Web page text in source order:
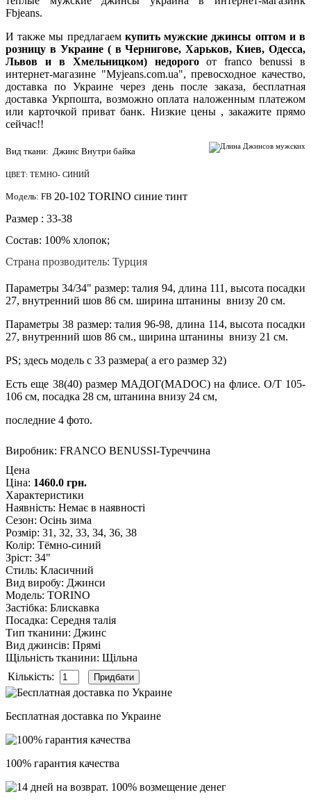
Fbjeans.
И также мы предлагаем купить мужские джинсы оптом и в
розницу в Украине ( в Чернигове, Харьков, Киев, Одесса,
Львов и в Хмельницком) недорогоот franco benussi в
интернет-магазине "Myjeans.com.ua", превосходное качество,
доставка по Украине через день после заказа, бесплатная
доставка Укрпошта, возможно оплата наложенным платежом
или карточкой приват банк. Низкие цены , закажите прямо
сейчас!!
Вид ткани: Джинс Внутри байка
ЦВЕТ: ТЕМНО- СИНИЙ
Модель: FB 20-102 TORINO синие тинт
Размер : 33-38
Состав: 100% хлопок;
Страна прозводитель: Турция
Параметры 34/34" размер: талия 94, длина 111, высота посадки
27, внутренний шов 86 см. ширина штанины внизу 20 см.
Параметры 38 размер: талия 96-98, длина 114, высота посадки
27, внутренний шов 86 см., ширина штанины внизу 21 см.
PS; здесь модель с 33 размера( а его размер 32)
Есть еще 38(40) размер МАДОГ(MADOC) на флисе. О/Т 105-
106 см, посадка 28 см, штанина внизу 24 см,
последние 4 фото.
Виробник: FRANCO BENUSSI-Туреччина
Цена
Ціна: 1460.0 грн.
Характеристики
Наявність: Немає в наявності
Сезон: Осінь зима
Розмір: 31, 32, 33, 34, 36, 38
Колір: Тёмно-синий
Зріст: 34"
Стиль: Класичний
Вид виробу: Джинси
Модель: TORINO
Застібка: Блискавка
Посадка: Середня талія
Тип тканини: Джинс
Вид джинсів: Прямі
Щільність тканини: Щільна
Кількість:
Бесплатная доставка по Украине
100% гарантия качества